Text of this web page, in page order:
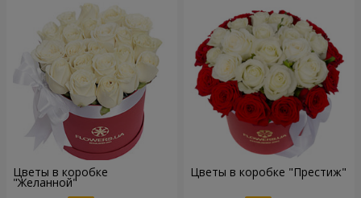
Цветы в коробке
"Желанной"
Цветы в коробке "Престиж"